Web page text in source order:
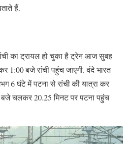
हैं.
का ट्रायल हो चुका है ट्रेन आज सुबह
बजे रांची पहुंच जाएगी. वंदे भारत
6 घंटे में पटना से रांची की यात्रा कर
चलकर 20.25 मिनट पर पटना पहुंच